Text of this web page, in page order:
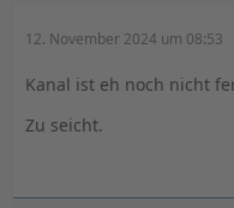
12. November 2024 um 08:53
Kanal ist eh noch nicht
Zu seicht.